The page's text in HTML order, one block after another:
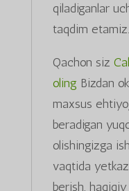
qiladiganlar
taqdim etamiz.
Qachon siz
oling Bizdan
maxsus
beradigan
olishingizga
vaqtida
berish,